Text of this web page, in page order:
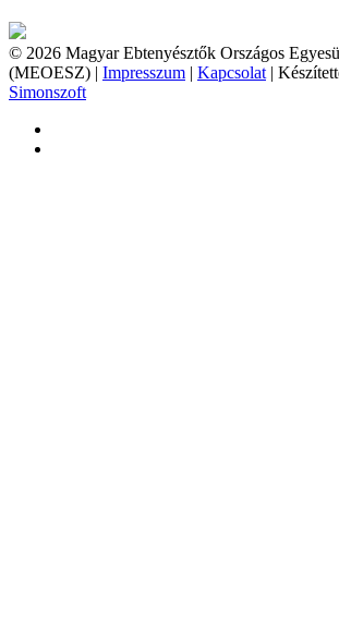
© 2026 Magyar Ebtenyésztők Országos
(MEOESZ) | Impresszum | Kapcsolat |
Simonszoft